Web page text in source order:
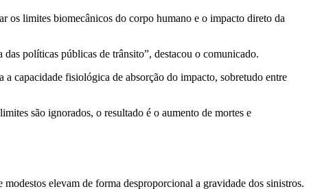
os limites biomecânicos do corpo humano e o impacto direto da
políticas públicas de trânsito”, destacou o comunicado.
capacidade fisiológica de absorção do impacto, sobretudo entre
são ignorados, o resultado é o aumento de mortes e
elevam de forma desproporcional a gravidade dos sinistros.